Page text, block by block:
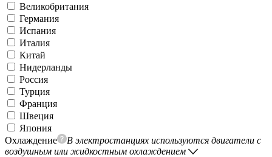
Великобритания
Германия
Испания
Италия
Китай
Нидерланды
Россия
Турция
Франция
Швеция
Япония
Охлаждение
В электростанциях используются двигатели с
воздушным или жидкостным охлаждением